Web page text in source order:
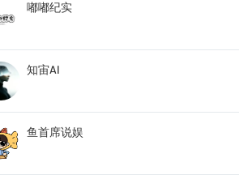
嘟嘟纪实
知宙AI
鱼首席说娱